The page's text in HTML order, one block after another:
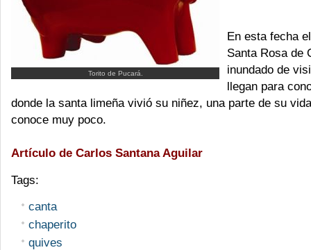
Torito de Pucará.
En esta fecha
Santa Rosa de
inundado de
llegan para
donde la santa limeña vivió su niñez, una parte de su
conoce muy poco.
Artículo de Carlos Santana Aguilar
Tags:
canta
chaperito
quives